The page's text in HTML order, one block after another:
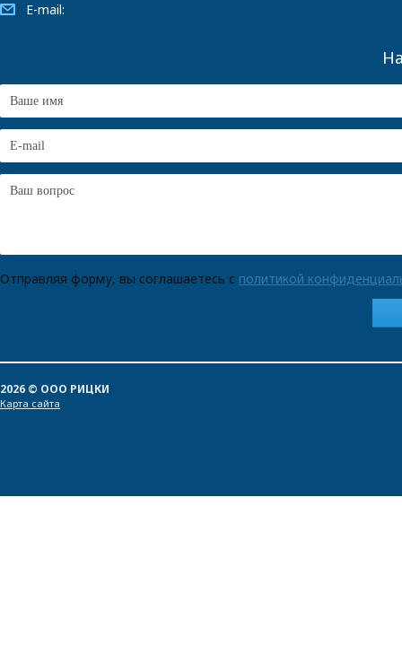
E-mail:
Отправляя форму, вы соглашаетесь с политикой
2026 © ООО РИЦКИ
Карта сайта